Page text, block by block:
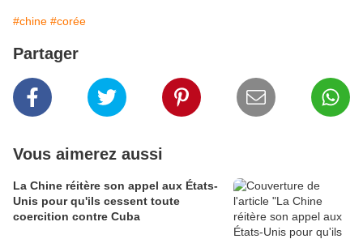
#chine #corée
Partager
Vous aimerez aussi
La Chine réitère son appel aux États-
Unis pour qu'ils cessent toute
coercition contre Cuba